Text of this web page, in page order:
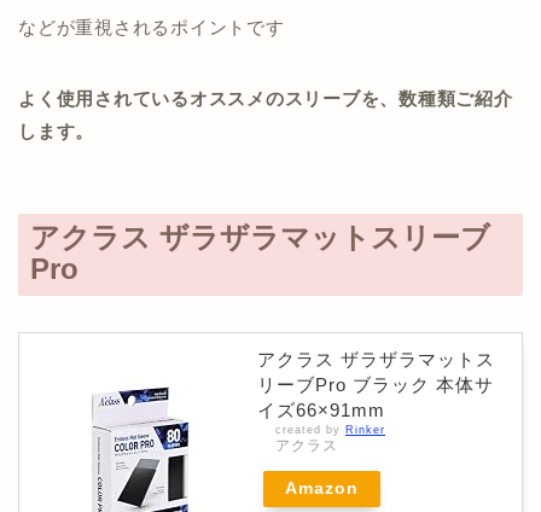
などが重視されるポイントです
よく使用されているオススメのスリーブを、数種類ご紹介
します。
アクラス ザラザラマットスリーブ
Pro
アクラス ザラザラマットス
リーブPro ブラック 本体サ
イズ66×91mm
created by Rinker
アクラス
Amazon